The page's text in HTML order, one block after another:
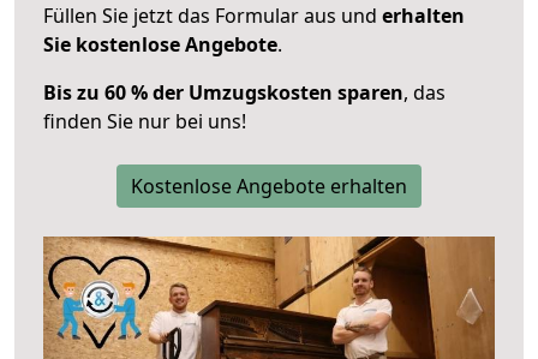
Füllen Sie jetzt das Formular aus und erhalten
Sie kostenlose Angebote.
Bis zu 60 % der Umzugskosten sparen, das
finden Sie nur bei uns!
Kostenlose Angebote erhalten